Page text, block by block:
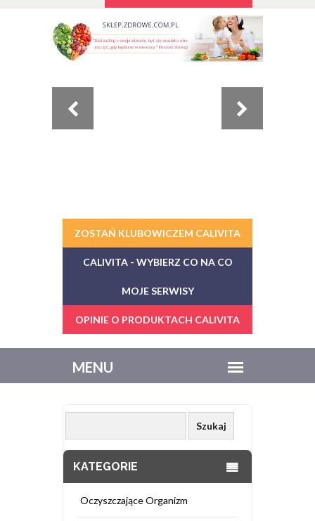
ZOSTAŃ KLUBOWICZEM CALIVITA
CALIVITA - WYBIERZ CO NA CO
MOJE SERWISY
OPINIE O PRODUKTACH CALIVITA
KATEGORIE
Oczyszczające Organizm